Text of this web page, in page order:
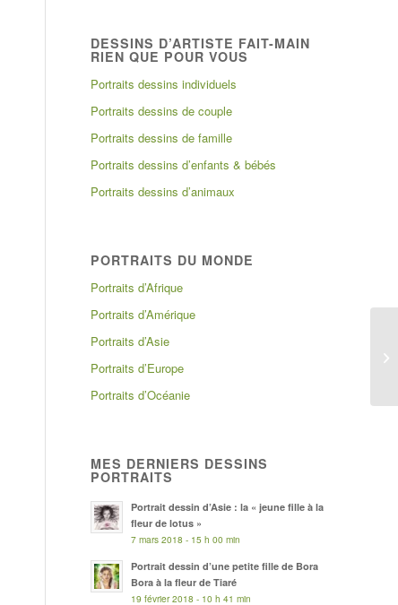
DESSINS D’ARTISTE FAIT-MAIN
RIEN QUE POUR VOUS
Portraits dessins individuels
Portraits dessins de couple
Portraits dessins de famille
Portraits dessins d’enfants & bébés
Portraits dessins d’animaux
PORTRAITS DU MONDE
Portraits d’Afrique
Portraits d’Amérique
Portraits d’Asie
Portraits d’Europe
Portraits d’Océanie
MES DERNIERS DESSINS
PORTRAITS
Portrait dessin d’Asie : la « jeune fille à la
fleur de lotus »
7 mars 2018 - 15 h 00 min
Portrait dessin d’une petite fille de Bora
Bora à la fleur de Tiaré
19 février 2018 - 10 h 41 min